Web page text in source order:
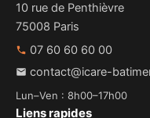
10 rue de Penthièvre
75008 Paris
07 60 60 60 00
contact@icare-
Lun–Ven : 8h00–17h00
Liens rapides